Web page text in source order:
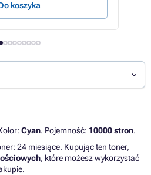
koszyka
Cyan. Pojemność: 10000 stron.
24 miesiące. Kupując ten toner,
, które możesz wykorzystać